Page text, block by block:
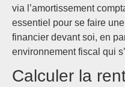
via l’amortissement
essentiel pour se faire
financier devant soi, en
environnement fiscal qui
Calculer la